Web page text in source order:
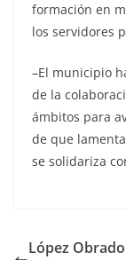
formación en
los servidores
–El municipio
de la
ámbitos para
de que
se solidariza
López